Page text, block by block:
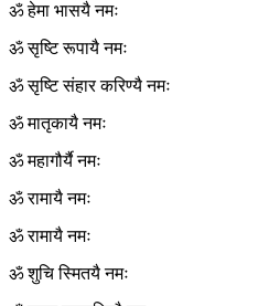
ॐ हेमा भासयै नमः
ॐ सृष्टि रूपायै नमः
ॐ सृष्टि संहार करिण्यै नमः
ॐ मातृकायै नमः
ॐ महागौर्यै नमः
ॐ रामायै नमः
ॐ रामायै नमः
ॐ शुचि स्मितयै नमः